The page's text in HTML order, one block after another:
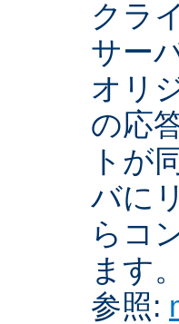
クラ
サー
オリ
の応
トが
バに
らコ
ます。
参照: